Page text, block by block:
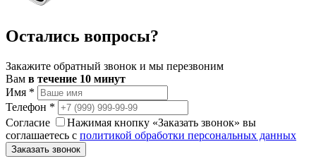
Остались вопросы?
Закажите обратный звонок и мы перезвоним
Вам в течение 10 минут
Имя *
Телефон *
Согласие
Нажимая кнопку «Заказать звонок» вы
соглашаетесь с политикой обработки персональных данных
Заказать звонок